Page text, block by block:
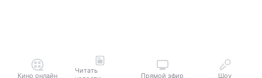
Кино онлайн
Читать
Прямой эфир Шоу